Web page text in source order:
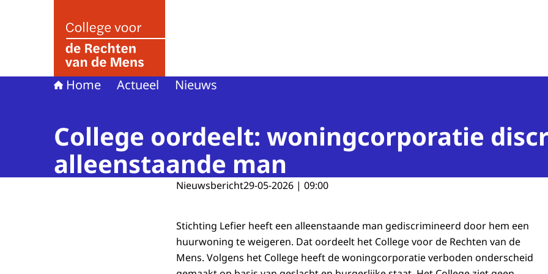
Home Actueel Nieuws
College oordeelt: woningcorporatie
alleenstaande man
Nieuwsbericht29-05-2026 | 09:00
Stichting Lefier heeft een alleenstaande man gediscrimineerd door hem een
huurwoning te weigeren. Dat oordeelt het College voor de Rechten van de
Mens. Volgens het College heeft de woningcorporatie verboden onderscheid